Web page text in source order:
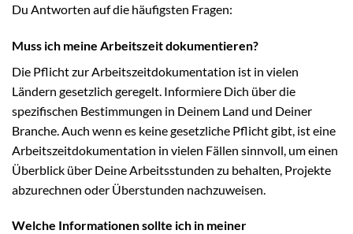
Du Antworten auf die häufigsten Fragen:
Muss ich meine Arbeitszeit dokumentieren?
Die Pflicht zur Arbeitszeitdokumentation ist in vielen
Ländern gesetzlich geregelt. Informiere Dich über die
spezifischen Bestimmungen in Deinem Land und Deiner
Branche. Auch wenn es keine gesetzliche Pflicht gibt, ist eine
Arbeitszeitdokumentation in vielen Fällen sinnvoll, um einen
Überblick über Deine Arbeitsstunden zu behalten, Projekte
abzurechnen oder Überstunden nachzuweisen.
Welche Informationen sollte ich in meiner